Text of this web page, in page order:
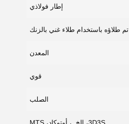
إطار فولاذي
تم طلاؤه باستخدام طلاء غني بالزنك
المعدن
قوي
الصلب